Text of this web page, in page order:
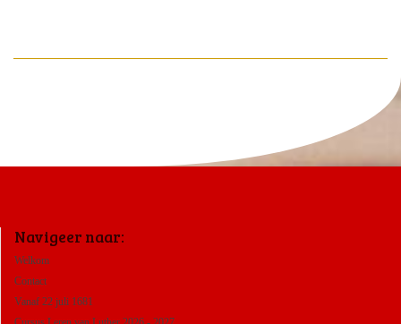
Navigeer naar:
Welkom
Contact
Vanaf 22 juli 1681